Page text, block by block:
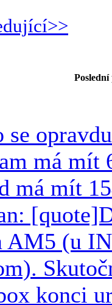
se
má
má mít
AM5 (u
konci